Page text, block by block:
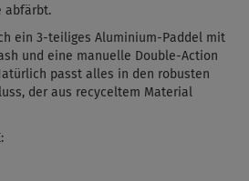
abfärbt.
ein 3-teiliges Aluminium-Paddel mit
und eine manuelle Double-Action
passt alles in den robusten
der aus recyceltem Material